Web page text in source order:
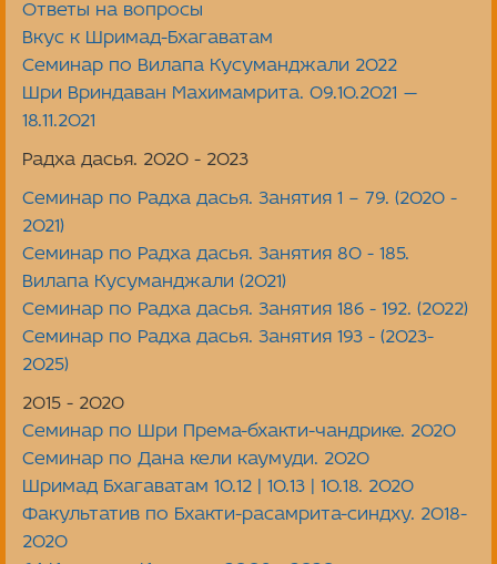
Ответы на вопросы
Вкус к Шримад-Бхагаватам
Семинар по Вилапа Кусуманджали 2022
Шри Вриндаван Махимамрита. 09.10.2021 —
18.11.2021
Радха дасья. 2020 - 2023
Семинар по Радха дасья. Занятия 1 – 79. (2020 -
2021)
Семинар по Радха дасья. Занятия 80 - 185.
Вилапа Кусуманджали (2021)
Семинар по Радха дасья. Занятия 186 - 192. (2022)
Семинар по Радха дасья. Занятия 193 - (2023-
2025)
2015 - 2020
Семинар по Шри Према-бхакти-чандрике. 2020
Семинар по Дана кели каумуди. 2020
Шримад Бхагаватам 10.12 | 10.13 | 10.18. 2020
Факультатив по Бхакти-расамрита-синдху. 2018-
2020